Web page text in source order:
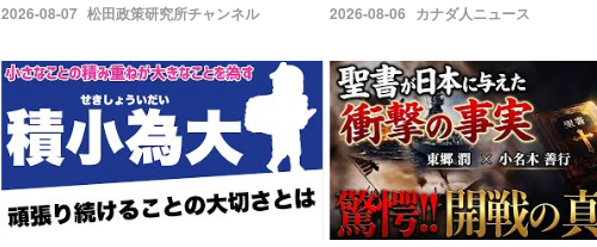
2026-08-07 松田政策研究所チャンネル 2026-08-06 カナダ人ニュース